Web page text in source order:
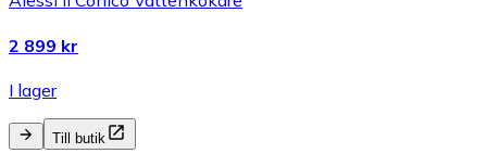
2 899 kr
I lager
Till butik